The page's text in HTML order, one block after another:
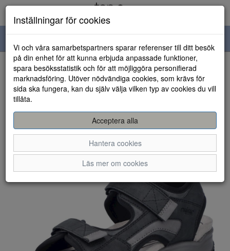
navigation
HEM
Inställningar för cookies
Vi och våra samarbetspartners sparar referenser till ditt besök
på din enhet för att kunna erbjuda anpassade funktioner,
spara besöksstatistik och för att möjliggöra personifierad
marknadsföring. Utöver nödvändiga cookies, som krävs för
sida ska fungera, kan du själv välja vilken typ av cookies du vill
tillåta.
Acceptera alla
Hantera cookies
Läs mer om cookies